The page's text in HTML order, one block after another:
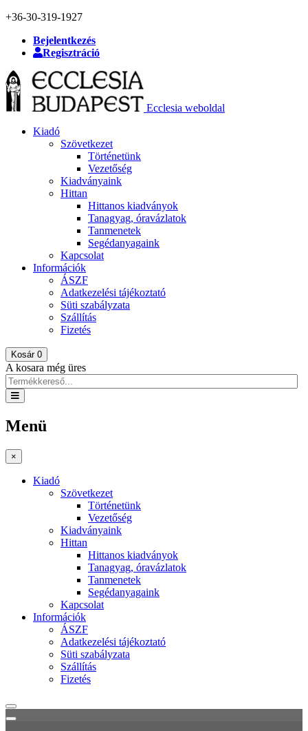
+36-30-319-1927
Bejelentkezés
Regisztráció
Ecclesia weboldal
Kiadó
Szövetkezet
Történetünk
Vezetőség
Kiadványaink
Hittan
Hittanos kiadványok
Tanagyag, óravázlatok
Tanmenetek
Segédanyagaink
Kapcsolat
Információk
ÁSZF
Adatkezelési tájékoztató
Süti szabályzata
Szállítás
Fizetés
Kosár 0
A kosara még üres
Menü
×
Kiadó
Szövetkezet
Történetünk
Vezetőség
Kiadványaink
Hittan
Hittanos kiadványok
Tanagyag, óravázlatok
Tanmenetek
Segédanyagaink
Kapcsolat
Információk
ÁSZF
Adatkezelési tájékoztató
Süti szabályzata
Szállítás
Fizetés